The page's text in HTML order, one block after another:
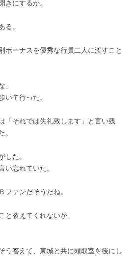
きにするか。
る。
ボーナスを優秀な行員二人に渡すこと
」
いて行った。
「それでは失礼致します」と言い残
した。
い忘れていた。
ファンだそうだね。
と教えてくれないか」
う答えて、東城と共に頭取室を後にし